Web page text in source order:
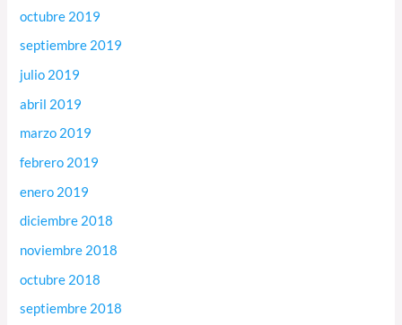
octubre 2019
septiembre 2019
julio 2019
abril 2019
marzo 2019
febrero 2019
enero 2019
diciembre 2018
noviembre 2018
octubre 2018
septiembre 2018